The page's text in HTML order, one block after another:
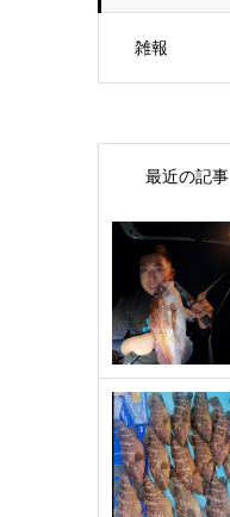
雑報
最近の記事